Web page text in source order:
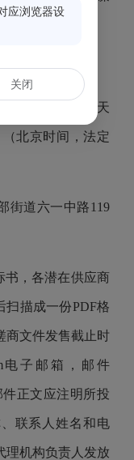
任。
03月04日，每天
（北京时间，法定
道六一中路119
，各潜在供应商
扫描成一份PDF格
商文件发售截止时
电子邮箱，邮件
正文应注明所投
联系人姓名和电
理机构负责人发放
应浏览器设
关闭